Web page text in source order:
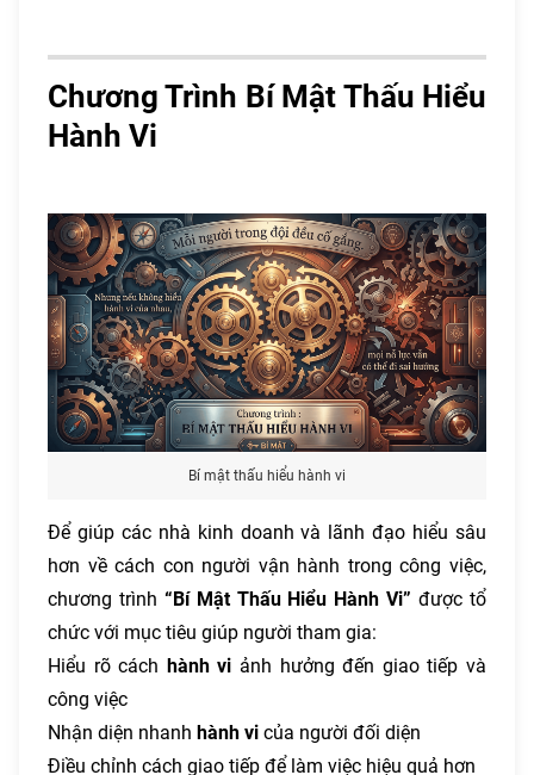
Chương Trình Bí Mật Thấu Hiểu
Hành Vi
Bí mật thấu hiểu hành vi
Để giúp các nhà kinh doanh và lãnh đạo hiểu sâu
hơn về cách con người vận hành trong công việc,
chương trình “Bí Mật Thấu Hiểu Hành Vi” được tổ
chức với mục tiêu giúp người tham gia:
Hiểu rõ cách hành vi ảnh hưởng đến giao tiếp và
công việc
Nhận diện nhanh hành vi của người đối diện
Điều chỉnh cách giao tiếp để làm việc hiệu quả hơn